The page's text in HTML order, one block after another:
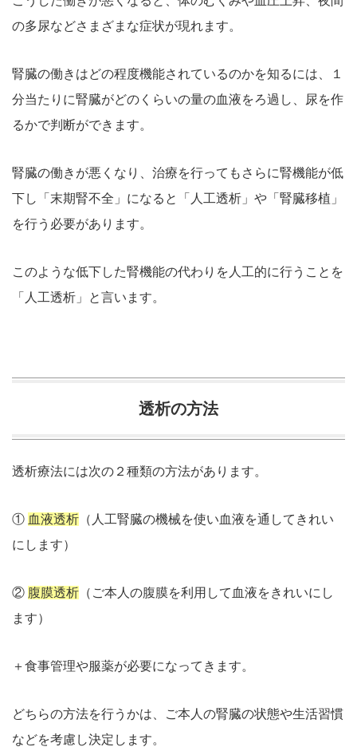
の多尿などさまざまな症状が現れます。
腎臓の働きはどの程度機能されているのかを知るには、１
分当たりに腎臓がどのくらいの量の血液をろ過し、尿を作
るかで判断ができます。
腎臓の働きが悪くなり、治療を行ってもさらに腎機能が低
下し「末期腎不全」になると「人工透析」や「腎臓移植」
を行う必要があります。
このような低下した腎機能の代わりを人工的に行うことを
「人工透析」と言います。
透析の方法
透析療法には次の２種類の方法があります。
① 血液透析 （人工腎臓の機械を使い血液を通してきれい
にします）
② 腹膜透析 （ご本人の腹膜を利用して血液をきれいにし
ます）
＋食事管理や服薬が必要になってきます。
どちらの方法を行うかは、ご本人の腎臓の状態や生活習慣
などを考慮し決定します。